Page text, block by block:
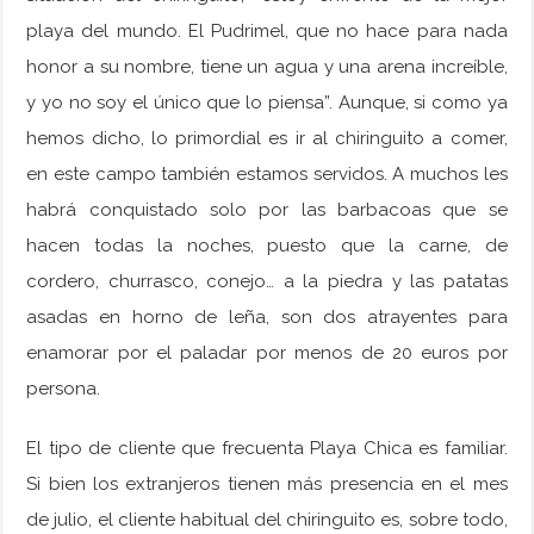
playa del mundo. El Pudrimel, que no hace para nada
honor a su nombre, tiene un agua y una arena increíble,
y yo no soy el único que lo piensa”. Aunque, si como ya
hemos dicho, lo primordial es ir al chiringuito a comer,
en este campo también estamos servidos. A muchos les
habrá conquistado solo por las barbacoas que se
hacen todas la noches, puesto que la carne, de
cordero, churrasco, conejo… a la piedra y las patatas
asadas en horno de leña, son dos atrayentes para
enamorar por el paladar por menos de 20 euros por
persona.
El tipo de cliente que frecuenta Playa Chica es familiar.
Si bien los extranjeros tienen más presencia en el mes
de julio, el cliente habitual del chiringuito es, sobre todo,